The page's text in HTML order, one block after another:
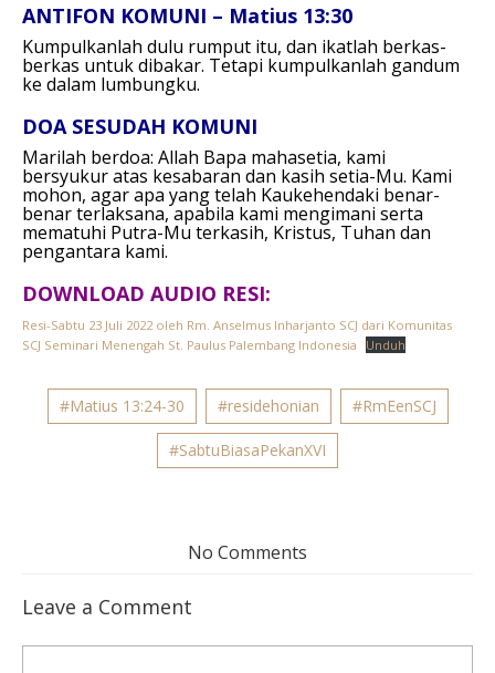
ANTIFON KOMUNI – Matius 13:30
Kumpulkanlah dulu rumput itu, dan ikatlah berkas-
berkas untuk dibakar. Tetapi kumpulkanlah gandum
ke dalam lumbungku.
DOA SESUDAH KOMUNI
Marilah berdoa: Allah Bapa mahasetia, kami
bersyukur atas kesabaran dan kasih setia-Mu. Kami
mohon, agar apa yang telah Kaukehendaki benar-
benar terlaksana,apabila kami mengimani serta
mematuhi Putra-Mu terkasih, Kristus, Tuhan dan
pengantara kami.
DOWNLOAD AUDIO RESI:
Resi-Sabtu 23 Juli 2022 oleh Rm. Anselmus Inharjanto SCJ dari Komunitas
SCJ Seminari Menengah St. Paulus Palembang Indonesia
Unduh
#Matius 13:24-30 #residehonian #RmEenSCJ
#SabtuBiasaPekanXVI
No Comments
Leave a Comment